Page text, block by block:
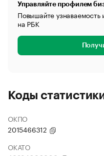
Управляйте профилем
Повышайте узнаваемость
на РБК
Коды
ОКПО
2015466312
ОКАТО